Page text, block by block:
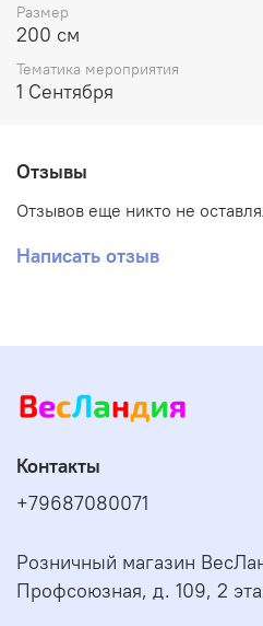
Размер
200 см
Тематика мероприятия
1 Сентября
Отзывы
Отзывов еще никто не
Написать отзыв
Контакты
+79687080071
Розничный магазин
Профсоюзная, д. 109, 2